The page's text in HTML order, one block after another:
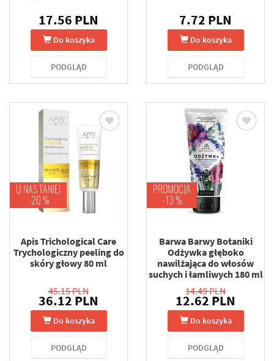
17.56 PLN
Do koszyka
PODGLĄD
7.72 PLN
Do koszyka
PODGLĄD
U NAS TANIEJ
-20 %
Apis Trichological Care
Trychologiczny peeling do
skóry głowy 80 ml
45.15 PLN
36.12 PLN
Do koszyka
PODGLĄD
PROMOCJA
-13 %
Barwa Barwy Botaniki
Odżywka głęboko
nawilżająca do włosów
suchych i łamliwych 180 ml
14.49 PLN
12.62 PLN
Do koszyka
PODGLĄD